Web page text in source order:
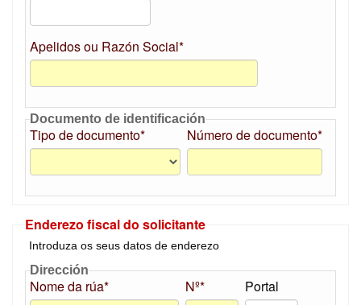
Apelidos ou Razón Social*
Documento de identificación
Tipo de documento* Número de documento*
Enderezo fiscal do solicitante
Introduza os seus datos de enderezo
Dirección
Nome da rúa* Nº* Portal